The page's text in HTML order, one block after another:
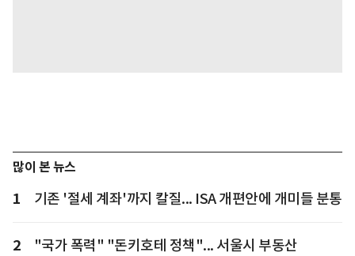
많이 본 뉴스
1 기존 '절세 계좌'까지 칼질... ISA 개편안에 개미들 분통
2
"국가 폭력" "돈키호테 정책"... 서울시 부동산